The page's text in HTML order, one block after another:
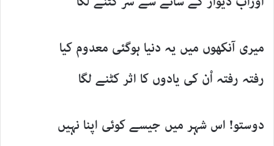
میری آنکھوں میں یہ دنیا ہوگئی معدوم کیا
رفتہ رفتہ اْن کی یادوں کا اثر کٹنے لگا
دوستو! اس شہر میں جیسے کوئی اپنا نہیں